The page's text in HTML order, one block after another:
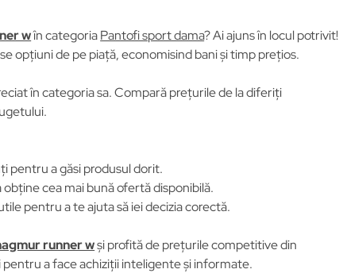
wîn categoriaPantofi sport dama? Ai ajuns în locul potrivit!
opțiuni de pe piață, economisind bani și timp prețios.
în categoria sa. Compară prețurile de la diferiți
pentru a găsi produsul dorit.
obține cea mai bună ofertă disponibilă.
pentru a te ajuta să iei decizia corectă.
runner wși profită de prețurile competitive din
a face achiziții inteligente și informate.